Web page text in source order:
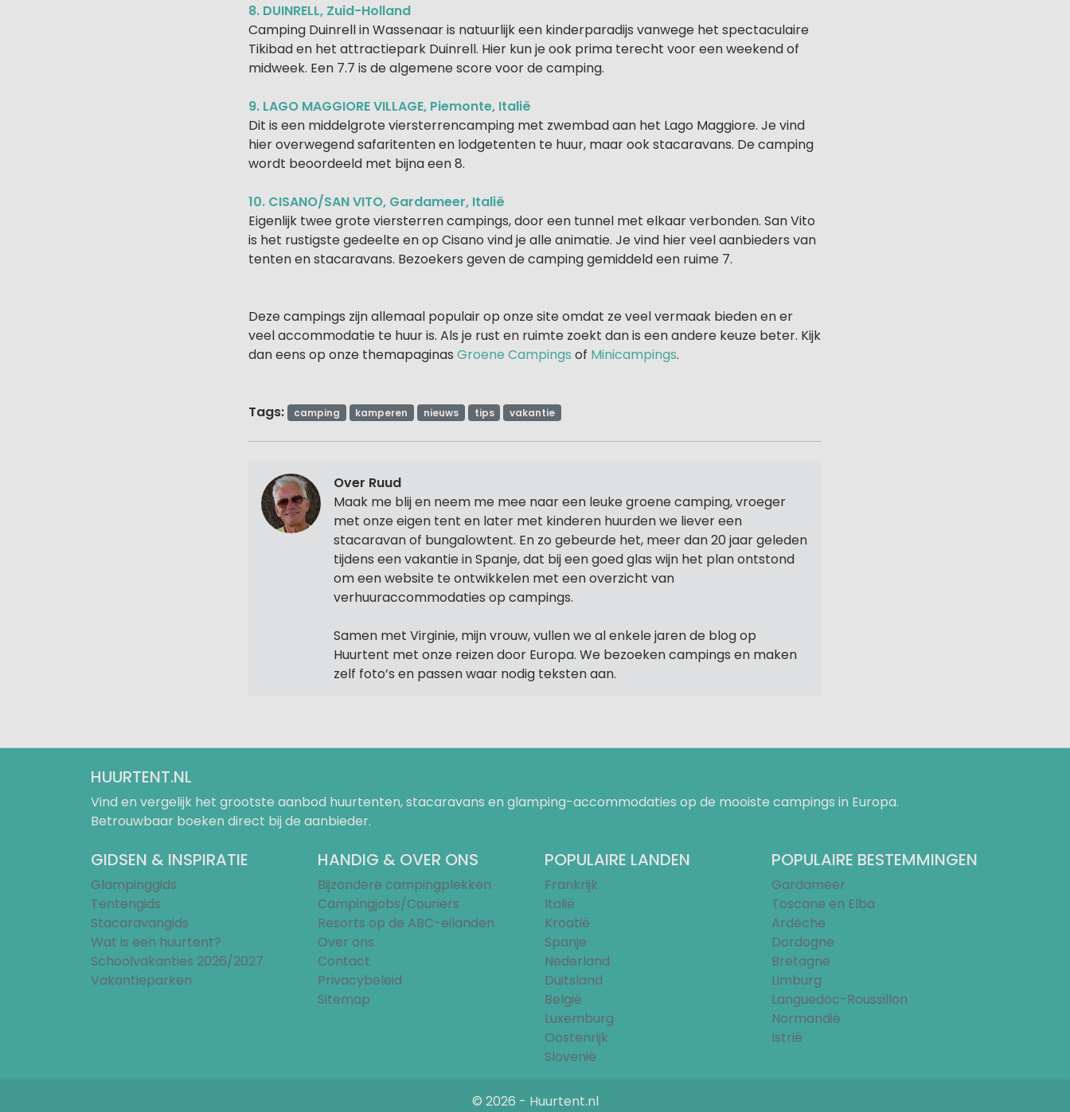
8. DUINRELL, Zuid-Holland
Camping Duinrell in Wassenaar is natuurlijk een kinderparadijs vanwege het spectaculaire
Tikibad en het attractiepark Duinrell. Hier kun je ook prima terecht voor een weekend of
midweek. Een 7.7 is de algemene score voor de camping.
9. LAGO MAGGIORE VILLAGE, Piemonte, Italië
Dit is een middelgrote viersterrencamping met zwembad aan het Lago Maggiore. Je vind
hier overwegend safaritenten en lodgetenten te huur, maar ook stacaravans. De camping
wordt beoordeeld met bijna een 8.
10. CISANO/SAN VITO, Gardameer, Italië
Eigenlijk twee grote viersterren campings, door een tunnel met elkaar verbonden. San Vito
is het rustigste gedeelte en op Cisano vind je alle animatie. Je vind hier veel aanbieders van
tenten en stacaravans. Bezoekers geven de camping gemiddeld een ruime 7.
Deze campings zijn allemaal populair op onze site omdat ze veel vermaak bieden en er
veel accommodatie te huur is. Als je rust en ruimte zoekt dan is een andere keuze beter. Kijk
dan eens op onze themapaginas Groene Campings of Minicampings.
Tags: camping kamperen nieuws tips vakantie
Over Ruud
Maak me blij en neem me mee naar een leuke groene camping, vroeger
met onze eigen tent en later met kinderen huurden we liever een
stacaravan of bungalowtent. En zo gebeurde het, meer dan 20 jaar geleden
tijdens een vakantie in Spanje, dat bij een goed glas wijn het plan ontstond
om een website te ontwikkelen met een overzicht van
verhuuraccommodaties op campings.
Samen met Virginie, mijn vrouw, vullen we al enkele jaren de blog op
Huurtent met onze reizen door Europa. We bezoeken campings en maken
zelf foto’s en passen waar nodig teksten aan.
HUURTENT.NL
Vind en vergelijk het grootste aanbod huurtenten, stacaravans en glamping-accommodaties op de mooiste campings in Europa.
Betrouwbaar boeken direct bij de aanbieder.
GIDSEN & INSPIRATIE
Glampinggids
Tentengids
Stacaravangids
Wat is een huurtent?
Schoolvakanties 2026/2027
Vakantieparken
HANDIG & OVER ONS
Bijzondere campingplekken
Campingjobs/Couriers
Resorts op de ABC-eilanden
Over ons
Contact
Privacybeleid
Sitemap
POPULAIRE LANDEN
Frankrijk
Italië
Kroatië
Spanje
Nederland
Duitsland
België
Luxemburg
Oostenrijk
Slovenië
POPULAIRE BESTEMMINGEN
Gardameer
Toscane en Elba
Ardèche
Dordogne
Bretagne
Limburg
Languedoc-Roussillon
Normandië
Istrië
© 2026 - Huurtent.nl